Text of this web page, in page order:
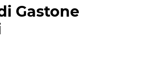
Gastone